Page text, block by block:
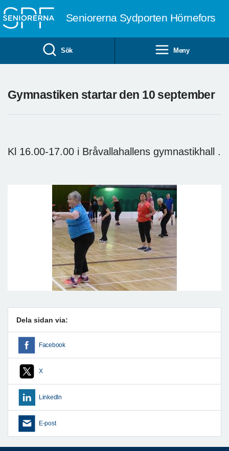
Seniorerna Sydporten Hörnefors
Sök Meny
Gymnastiken startar den 10 september
Kl 16.00-17.00 i Bråvallahallens gymnastikhall .
Dela sidan via:
Facebook
X
LinkedIn
E-post